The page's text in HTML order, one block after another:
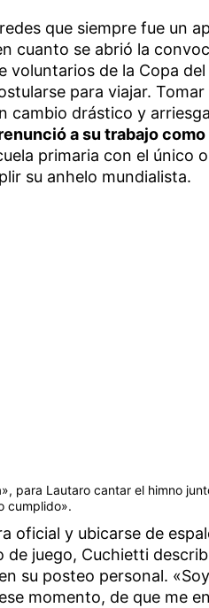
que siempre fue un
cuanto se abrió la
voluntarios de la Copa
para viajar.
cambio drástico y
a su trabajo
primaria con el único
su anhelo mundialista.
para Lautaro cantar el himno
cumplido».
oficial y ubicarse de
de juego, Cuchietti
su posteo personal.
momento, de que me